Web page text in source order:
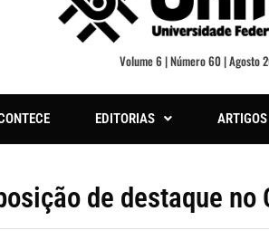
Volume 6 | Número 60 | Agosto
EDITORIAS ARTIGOS
de destaque no